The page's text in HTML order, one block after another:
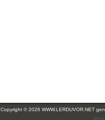
Copyright © 2026 WWW.LERDUVOR.NET